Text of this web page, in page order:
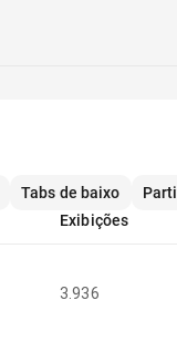
Tabs de baixo
Exibições
3.936